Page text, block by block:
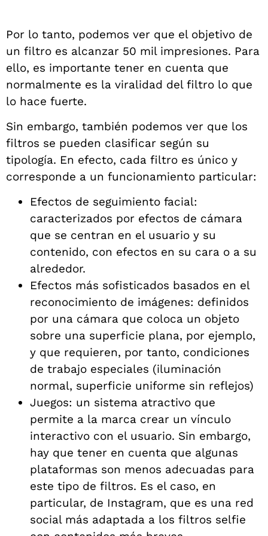
Por lo tanto, podemos ver que el objetivo de
un filtro es alcanzar 50 mil impresiones. Para
ello, es importante tener en cuenta que
normalmente es la viralidad del filtro lo que
lo hace fuerte.
Sin embargo, también podemos ver que los
filtros se pueden clasificar según su
tipología. En efecto, cada filtro es único y
corresponde a un funcionamiento particular:
Efectos de seguimiento facial:
caracterizados por efectos de cámara
que se centran en el usuario y su
contenido, con efectos en su cara o a su
alrededor.
Efectos más sofisticados basados en el
reconocimiento de imágenes: definidos
por una cámara que coloca un objeto
sobre una superficie plana, por ejemplo,
y que requieren, por tanto, condiciones
de trabajo especiales (iluminación
normal, superficie uniforme sin reflejos)
Juegos: un sistema atractivo que
permite a la marca crear un vínculo
interactivo con el usuario. Sin embargo,
hay que tener en cuenta que algunas
plataformas son menos adecuadas para
este tipo de filtros. Es el caso, en
particular, de Instagram, que es una red
social más adaptada a los filtros selfie